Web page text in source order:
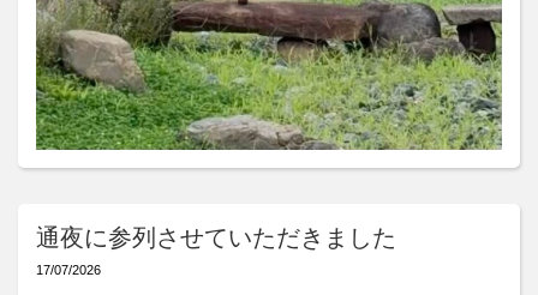
通夜に参列させていただきました
17/07/2026